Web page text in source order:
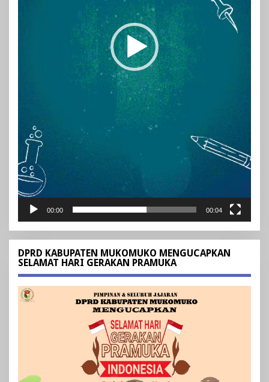
00:00 00:04
DPRD KABUPATEN MUKOMUKO MENGUCAPKAN
SELAMAT HARI GERAKAN PRAMUKA